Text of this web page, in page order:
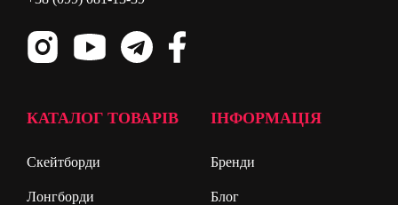
КАТАЛОГ ТОВАРІВ
Скейтборди
Лонгборди
ІНФОРМАЦІЯ
Бренди
Блог